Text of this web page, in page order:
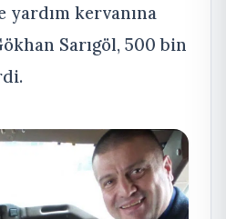
yardım kervanına
Sarıgöl, 500 bin